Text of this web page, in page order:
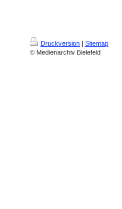
Druckversion | Sitemap
© Medienarchiv Bielefeld